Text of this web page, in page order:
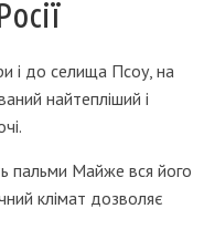
і до селища Псоу, на
найтепліший і
пальми Майже вся його
клімат дозволяє